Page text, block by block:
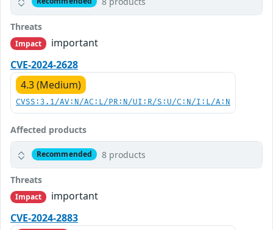
Threats
Impact
important
CVE-2024-2628
4.3 (Medium)
CVSS:3.1/AV:N/AC:L/PR:N/UI:R/S:U/C:N/I:L/A:N
Affected products
Recommended 8 products
Threats
Impact
important
CVE-2024-2883